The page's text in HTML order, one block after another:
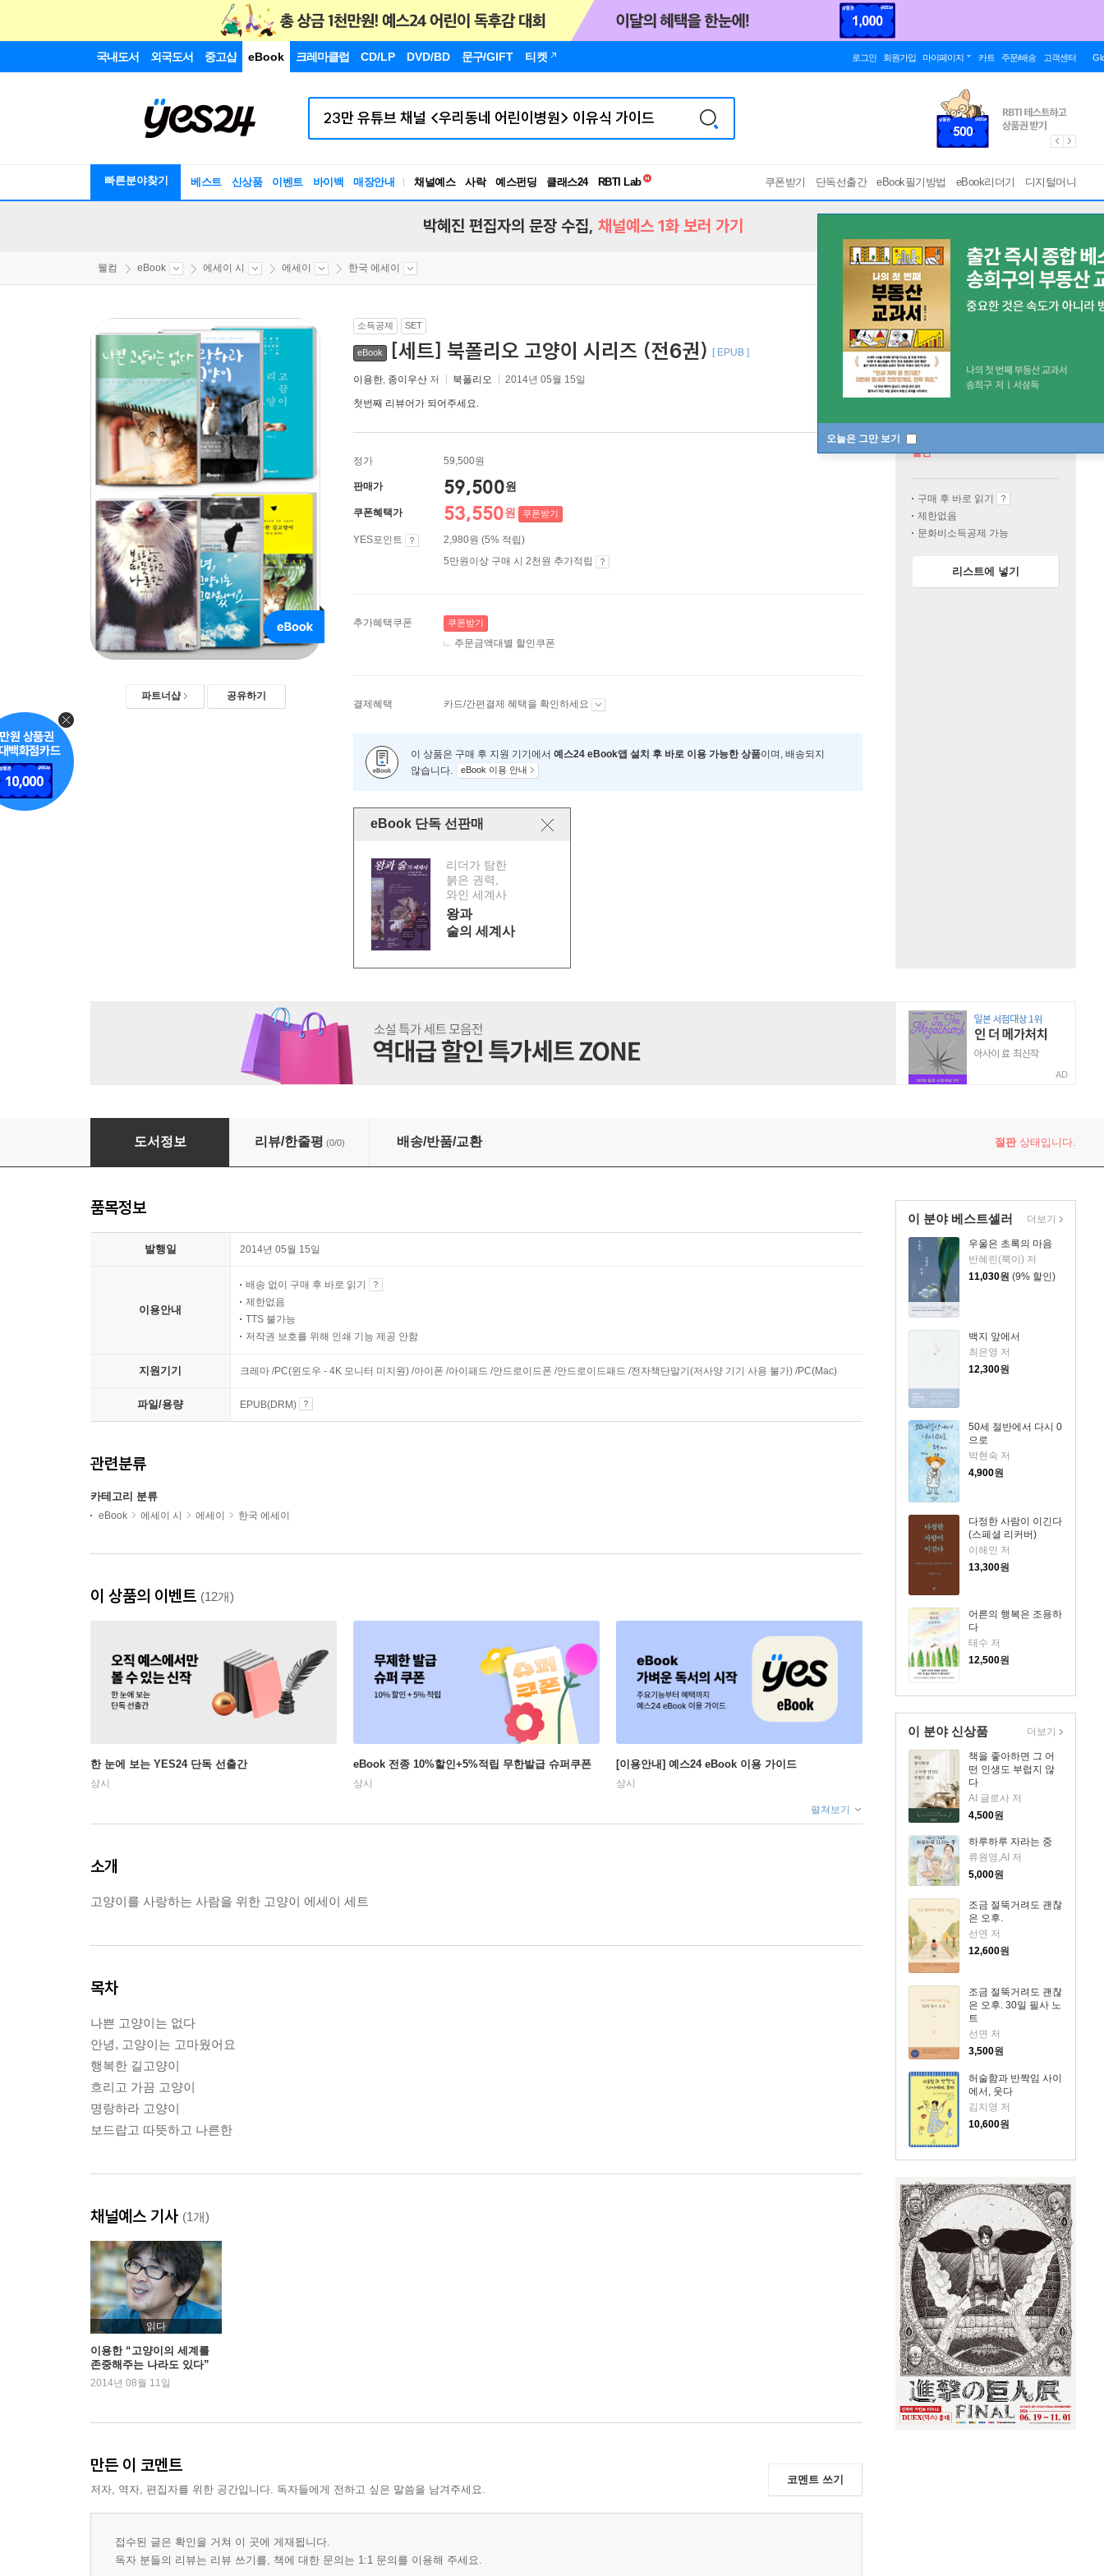
국내도서 외국도서 중고샵 eBook 크레마클럽 CD/LP DVD/BD 문구/GIFT 티켓 로그인 회원가입 마이페이지 카트 주문/배송 고객센터
빠른분야찾기 베스트 신상품 이벤트 바이백 매장안내 채널예스 사락 예스펀딩 클래스24
독서유형검사
쿠폰받기 단독선출간 eBook필기방법 eBook리더기 디지털머니
오늘은 그만 보기
박혜진 편집자의 문장 수집, 채널예스 1화 보러 가기
웰컴 eBook 에세이 시 에세이 한국 에세이
파트너샵 공유하기
소득공제 SET
eBook [세트] 북폴리오 고양이 시리즈 (전6권) [ EPUB ]
이용한, 종이우산 저 북폴리오 2014년 05월 15일
첫번째 리뷰어가 되어주세요.
정가 59,500원
판매가 59,500원
쿠폰혜택가 53,550원 쿠폰받기
YES포인트
2,980원 (5% 적립)
5만원이상 구매 시 2천원 추가적립
추가혜택쿠폰 쿠폰받기
주문금액대별 할인쿠폰
결제혜택 카드/간편결제 혜택을 확인하세요
이 상품은 구매 후 지원 기기에서 예스24 eBook앱 설치 후 바로 이용 가능한 상품이며, 배송되지
않습니다.
eBook 이용 안내
eBook 단독 선판매
리더가 탐한
붉은 권력,
와인 세계사
왕과
술의 세계사
절판
구매 후 바로 읽기
제한없음
문화비소득공제 가능
리스트에 넣기
AD
[세트] 북폴리오 고양이 시리즈 (전6권)
도서정보 리뷰/한줄평 (0/0) 배송/반품/교환 절판상태입니다.
이 분야 베스트셀러
우울은 초록의 마음
반혜린(뿍이) 저
11,030원 (9% 할인)
백지 앞에서
최은영 저
12,300원
50세 절반에서 다시 0
으로
박현숙 저
4,900원
다정한 사람이 이긴다
(스페셜 리커버)
이해인 저
13,300원
어른의 행복은 조용하
다
태수 저
12,500원
더보기
이 분야 신상품
책을 좋아하면 그 어
떤 인생도 부럽지 않
다
AI 글로사 저
4,500원
하루하루 자라는 중
류원영,AI 저
5,000원
조금 절뚝거려도 괜찮
은 오후.
선연 저
12,600원
조금 절뚝거려도 괜찮
은 오후. 30일 필사 노
트
선연 저
3,500원
허술함과 반짝임 사이
에서, 웃다
김지영 저
10,600원
더보기
품목정보
발행일 2014년 05월 15일
이용안내
배송 없이 구매 후 바로 읽기
제한없음
TTS 불가능
저작권 보호를 위해 인쇄 기능 제공 안함
지원기기 크레마 /PC(윈도우 - 4K 모니터 미지원) /아이폰 /아이패드 /안드로이드폰 /안드로이드패드 /전자책단말기(저사양 기기 사용 불가) /PC(Mac)
파일/용량 EPUB(DRM)
관련분류
카테고리 분류
eBook 에세이 시 에세이 한국 에세이
이 상품의 이벤트 (12개)
한 눈에 보는 YES24 단독 선출간
상시
eBook 전종 10%할인+5%적립 무한발급 슈퍼쿠폰
상시
[이용안내] 예스24 eBook 이용 가이드
상시
펼쳐보기
소개
고양이를 사랑하는 사람을 위한 고양이 에세이 세트
목차
나쁜 고양이는 없다
안녕, 고양이는 고마웠어요
행복한 길고양이
흐리고 가끔 고양이
명랑하라 고양이
보드랍고 따뜻하고 나른한
채널예스 기사 (1개)
읽다
이용한 “고양이의 세계를
존중해주는 나라도 있다”
2014년 08월 11일
만든 이 코멘트
저자, 역자, 편집자를 위한 공간입니다. 독자들에게 전하고 싶은 말씀을 남겨주세요.
코멘트 쓰기
접수된 글은 확인을 거쳐 이 곳에 게재됩니다.
독자 분들의 리뷰는 리뷰 쓰기를, 책에 대한 문의는 1:1 문의를 이용해 주세요.